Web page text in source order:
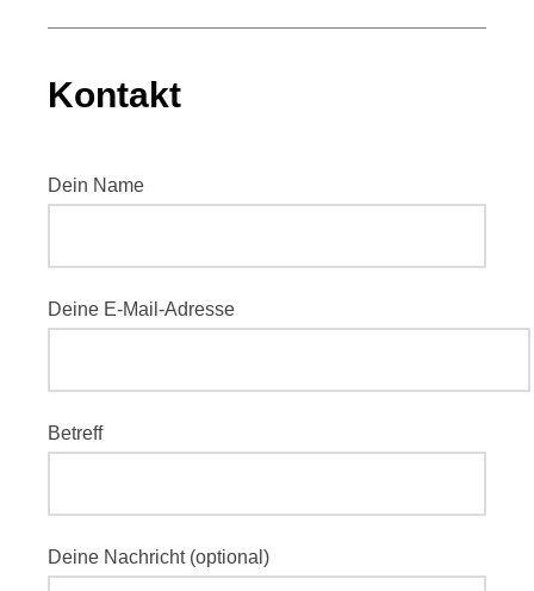
Kontakt
Dein Name
Deine E-Mail-Adresse
Betreff
Deine Nachricht (optional)